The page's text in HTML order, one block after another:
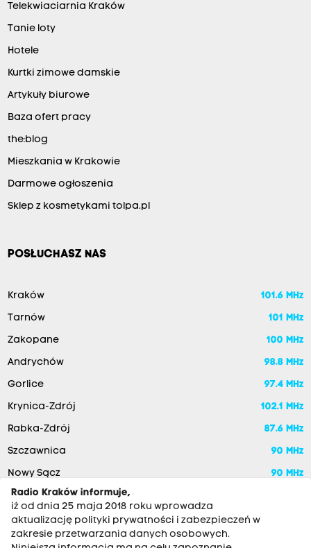
Telekwiaciarnia Kraków
Tanie loty
Hotele
Kurtki zimowe damskie
Artykuły biurowe
Baza ofert pracy
the:blog
Mieszkania w Krakowie
Darmowe ogłoszenia
Sklep z kosmetykami tolpa.pl
POSŁUCHASZ NAS
Kraków 101.6 MHz
Tarnów 101 MHz
Zakopane 100 MHz
Andrychów 98.8 MHz
Gorlice 97.4 MHz
Krynica-Zdrój 102.1 MHz
Rabka-Zdrój 87.6 MHz
Szczawnica 90 MHz
Nowy Sącz
90 MHz
Radio Kraków informuje,
iż od dnia 25 maja 2018 roku wprowadza
aktualizację polityki prywatności i zabezpieczeń w
zakresie przetwarzania danych osobowych.